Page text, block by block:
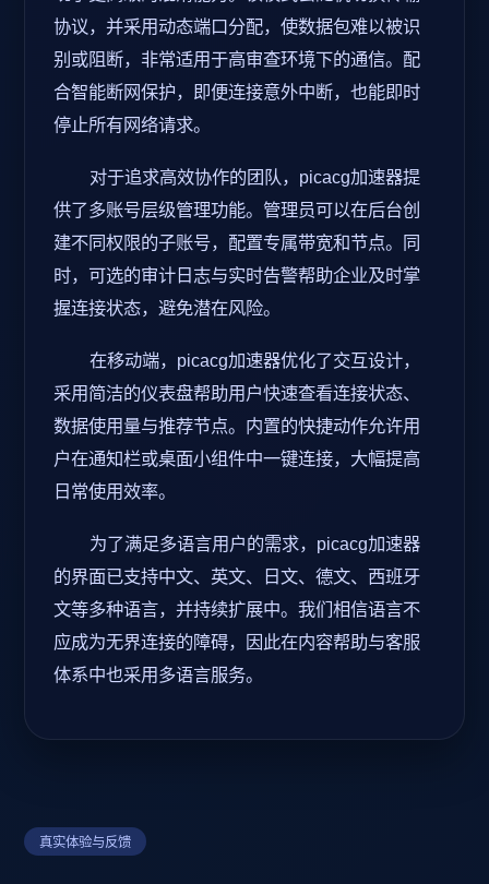
协议，并采用动态端口分配，使数据包难以被识
别或阻断，非常适用于高审查环境下的通信。配
合智能断网保护，即便连接意外中断，也能即时
停止所有网络请求。
对于追求高效协作的团队，picacg加速器提
供了多账号层级管理功能。管理员可以在后台创
建不同权限的子账号，配置专属带宽和节点。同
时，可选的审计日志与实时告警帮助企业及时掌
握连接状态，避免潜在风险。
在移动端，picacg加速器优化了交互设计，
采用简洁的仪表盘帮助用户快速查看连接状态、
数据使用量与推荐节点。内置的快捷动作允许用
户在通知栏或桌面小组件中一键连接，大幅提高
日常使用效率。
为了满足多语言用户的需求，picacg加速器
的界面已支持中文、英文、日文、德文、西班牙
文等多种语言，并持续扩展中。我们相信语言不
应成为无界连接的障碍，因此在内容帮助与客服
体系中也采用多语言服务。
真实体验与反馈